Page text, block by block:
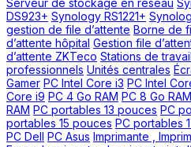
DS923+ Synology RS1221+
gestion de file d’attente Borne de
d’attente hôpital Gestion file
d’attente ZKTeco Stations de
professionnels Unités centrales
Gamer PC Intel Core i3 PC Intel
Core i9 PC 4 Go RAM PC 8 Go RAM
RAM PC portables 13 pouces PC
portables 15 pouces PC portables
PC Dell PC Asus Imprimante ,